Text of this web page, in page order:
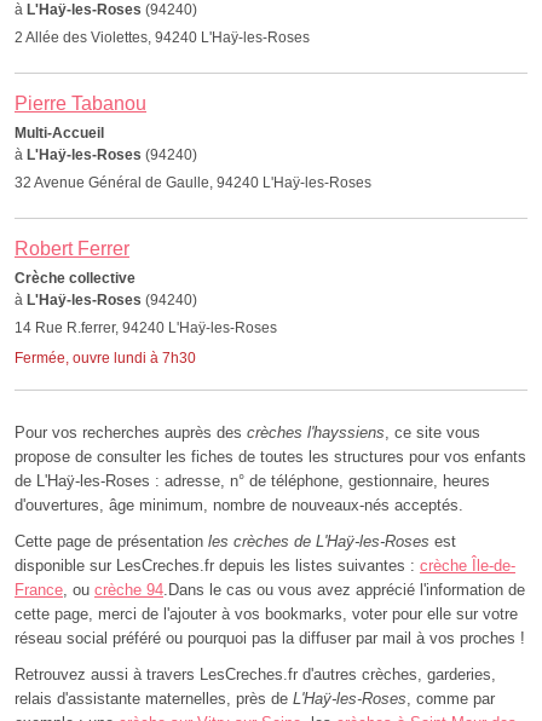
à L'Haÿ-les-Roses (94240)
2 Allée des Violettes, 94240 L'Haÿ-les-Roses
Pierre Tabanou
Multi-Accueil
à L'Haÿ-les-Roses (94240)
32 Avenue Général de Gaulle, 94240 L'Haÿ-les-Roses
Robert Ferrer
Crèche collective
à L'Haÿ-les-Roses (94240)
14 Rue R.ferrer, 94240 L'Haÿ-les-Roses
Fermée, ouvre lundi à 7h30
Pour vos recherches auprès des crèches l'hayssiens, ce site vous
propose de consulter les fiches de toutes les structures pour vos enfants
de L'Haÿ-les-Roses : adresse, n° de téléphone, gestionnaire, heures
d'ouvertures, âge minimum, nombre de nouveaux-nés acceptés.
Cette page de présentation les crèches de L'Haÿ-les-Roses est
disponible sur LesCreches.fr depuis les listes suivantes : crèche Île-de-
France, ou crèche 94.Dans le cas ou vous avez apprécié l'information de
cette page, merci de l'ajouter à vos bookmarks, voter pour elle sur votre
réseau social préféré ou pourquoi pas la diffuser par mail à vos proches !
Retrouvez aussi à travers LesCreches.fr d'autres crèches, garderies,
relais d'assistante maternelles, près de L'Haÿ-les-Roses, comme par